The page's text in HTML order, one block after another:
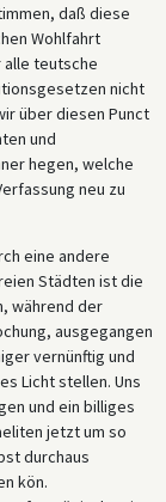
daß diese
Wohlfahrt
alle teutsche
nicht
über diesen Punct
und
hegen, welche
neu zu
eine andere
Städten ist die
während der
ausgegangen
vernünftig und
Licht stellen. Uns
und ein billiges
jetzt um so
durchaus
kön.